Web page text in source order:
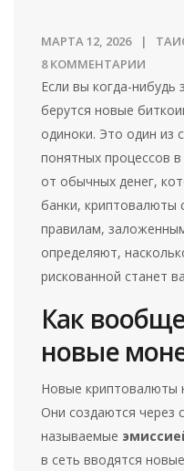
МАРТА 12, 2026
8 КОММЕНТАРИИ
Если вы когда-нибудь
берутся новые
одиноки. Это один из
понятных процессов
от обычных денег,
банки, криптовалюты
правилам,
определяют,
рискованной станет
Как
новые
Новые криптовалюты
Они создаются через
называемые
в сеть вводятся